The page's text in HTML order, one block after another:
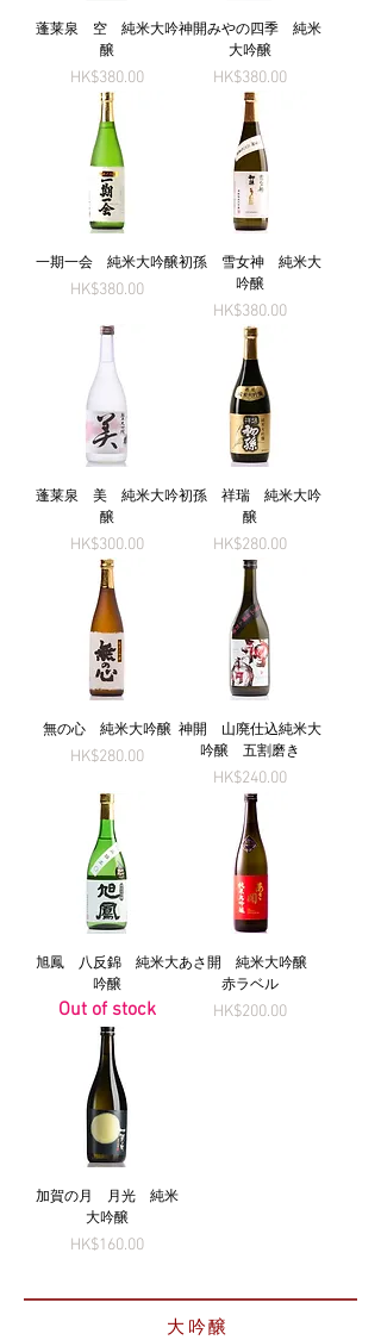
蓬莱泉 空 純米大吟
醸
Price
HK$380.00
神開みやの四季 純米
大吟醸
Price
HK$380.00
一期一会 純米大吟醸
Price
HK$380.00
初孫 雪女神 純米大
吟醸
Price
HK$380.00
蓬莱泉 美 純米大吟
醸
Price
HK$300.00
初孫 祥瑞 純米大吟
醸
Price
HK$280.00
無の心 純米大吟醸
Price
HK$280.00
神開 山廃仕込純米大
吟醸 五割磨き
Price
HK$240.00
旭鳳 八反錦 純米大
吟醸
Out of stock
あさ開 純米大吟醸
赤ラベル
Price
HK$200.00
加賀の月 月光 純米
大吟醸
Price
HK$160.00
大吟醸